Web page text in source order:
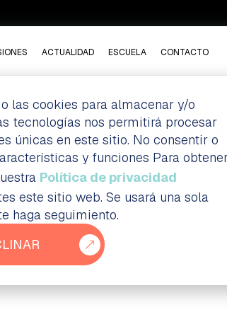
las cookies para almacenar y/o
tecnologías nos permitirá procesar
únicas en este sitio. No consentir o
y funciones Para
Política de privacidad
este sitio web. Se usará una sola
haga seguimiento.
ACTUALIDAD ESCUELA CONTACTO
SER